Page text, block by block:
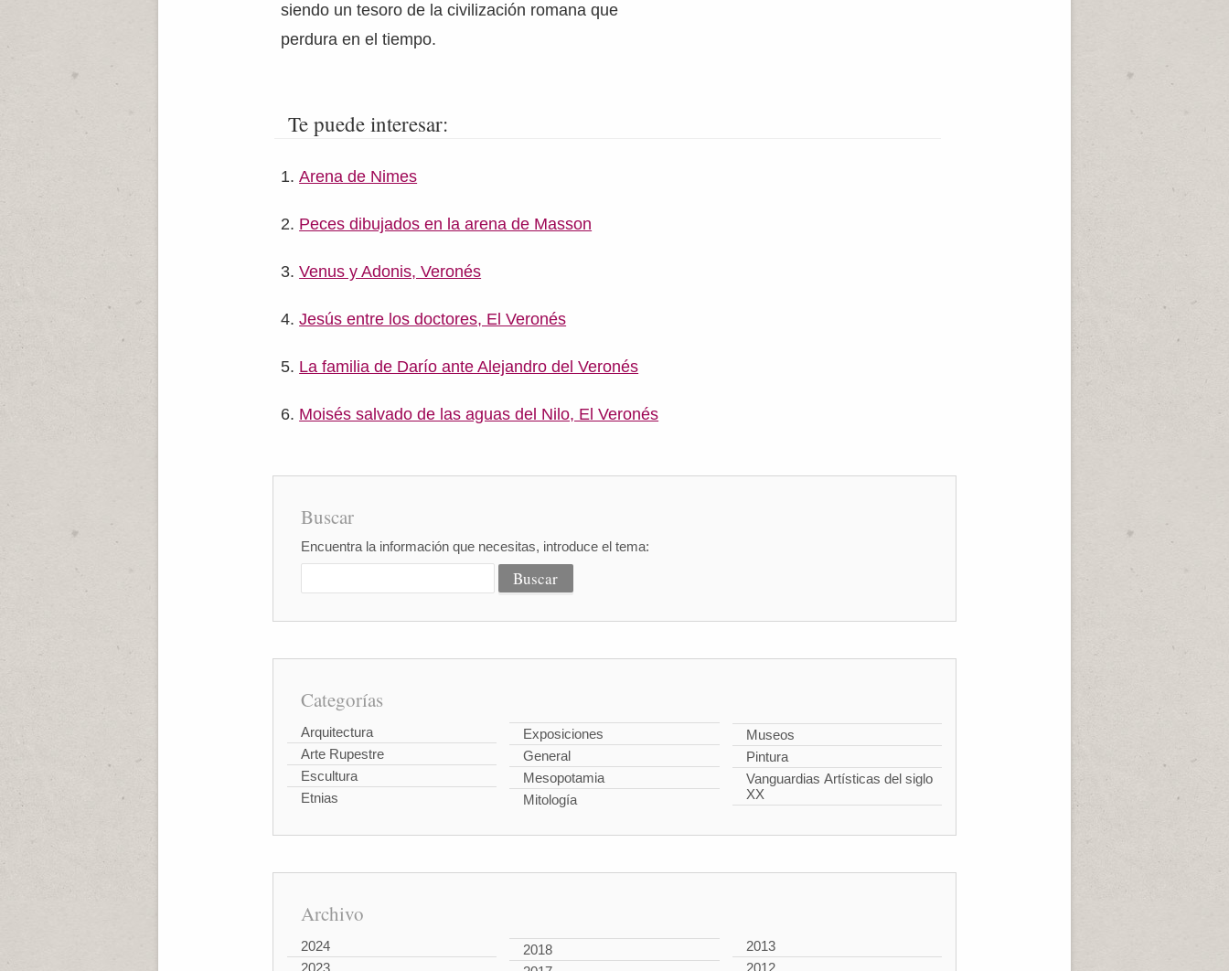
siendo un tesoro de la civilización romana que
perdura en el tiempo.
Te puede interesar:
Arena de Nimes
Peces dibujados en la arena de Masson
Venus y Adonis, Veronés
Jesús entre los doctores, El Veronés
La familia de Darío ante Alejandro del Veronés
Moisés salvado de las aguas del Nilo, El Veronés
Buscar
Encuentra la información que necesitas, introduce el tema:
Categorías
Arquitectura
Arte Rupestre
Escultura
Etnias
Exposiciones
General
Mesopotamia
Mitología
Museos
Pintura
Vanguardias Artísticas del siglo
XX
Archivo
2024
2018
2013